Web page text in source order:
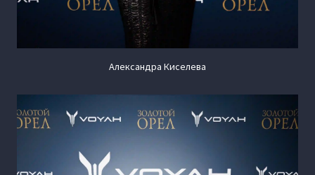
Александра Киселева